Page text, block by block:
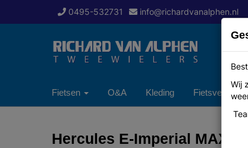
0495-532731 info@richardvanalphen.nl
Fietsen O&A Kleding
Hercules E-Imperial MAX I-
Wij